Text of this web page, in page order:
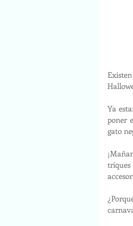
Ya
poner
gato